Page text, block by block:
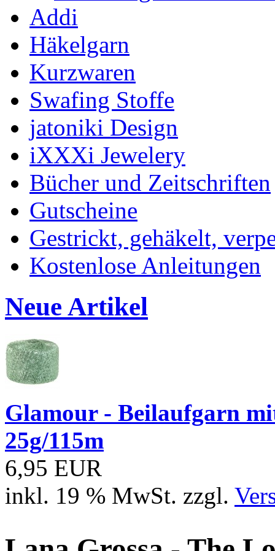
Addi
Häkelgarn
Kurzwaren
Swafing Stoffe
jatoniki Design
iXXXi Jewelery
Bücher und Zeitschriften
Gutscheine
Gestrickt, gehäkelt,
Kostenlose Anleitungen
Neue Artikel
Glamour - Beilaufgarn
25g/115m
6,95 EUR
inkl. 19 % MwSt. zzgl.